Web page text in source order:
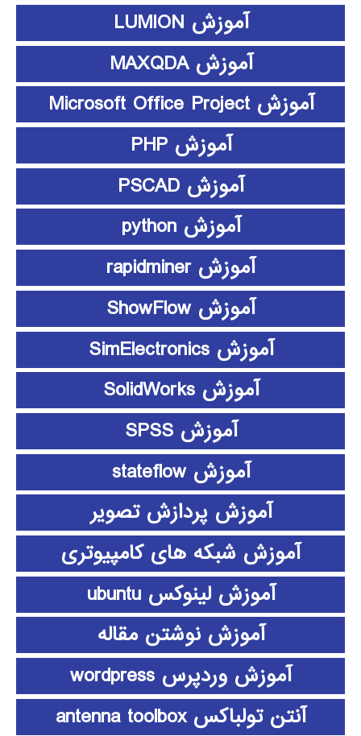
آموزش LUMION
آموزش MAXQDA
آموزش Microsoft Office Project
آموزش PHP
آموزش PSCAD
آموزش python
آموزش rapidminer
آموزش ShowFlow
آموزش SimElectronics
آموزش SolidWorks
آموزش SPSS
آموزش stateflow
آموزش پردازش تصویر
آموزش شبکه های کامپیوتری
آموزش لینوکس ubuntu
آموزش نوشتن مقاله
آموزش وردپرس wordpress
آنتن تولباکس antenna toolbox